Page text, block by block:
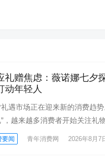
礼赠焦虑：薇诺娜七夕
动年轻人
遇市场正在迎来新的消费趋
，越来越多消费者开始关注礼
要闻 青年消费网 2026年8月7